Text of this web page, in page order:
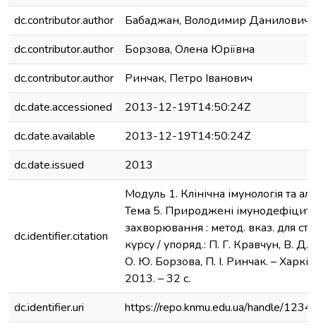
dc.contributor.author
Бабаджан, Володимир Данилович
dc.contributor.author
Борзова, Олена Юріївна
dc.contributor.author
Ринчак, Петро Іванович
dc.date.accessioned
2013-12-19T14:50:24Z
dc.date.available
2013-12-19T14:50:24Z
dc.date.issued
2013
dc.identifier.citation
Модуль 1. Клінічна імунологія та
Тема 5. Природжені
захворювання : метод. вказ. для
курсу / упоряд.: П. Г. Кравчун, В. Д.
О. Ю. Борзова, П. І. Ринчак. –
2013. – 32 с.
dc.identifier.uri
https://repo.knmu.edu.ua/handle/